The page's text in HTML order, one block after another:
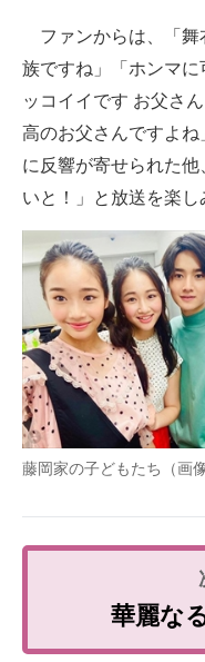
ファンからは、「舞
族ですね」「ホンマ
ッコイイです お父さ
高のお父さんですよね
に反響が寄せられた
いと！」と放送を楽し
藤岡家の子どもたち（画
華麗な